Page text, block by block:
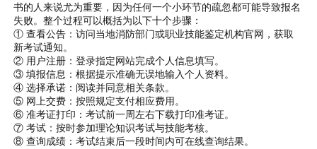
书的人来说尤为重要，因为任何一个小环节的疏忽都可能导致报名
失败。整个过程可以概括为以下十个步骤：
① 查看公告：访问当地消防部门或职业技能鉴定机构官网，获取
新考试通知。
② 用户注册：登录指定网站完成个人信息填写。
③ 填报信息：根据提示准确无误地输入个人资料。
④ 选择承诺：阅读并同意相关条款。
⑤ 网上交费：按照规定支付相应费用。
⑥ 准考证打印：考试前一周左右下载打印准考证。
⑦ 考试：按时参加理论知识考试与技能考核。
⑧ 查询成绩：考试结束后一段时间内可在线查询结果。